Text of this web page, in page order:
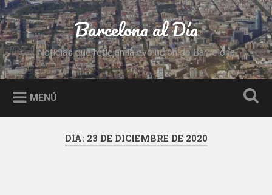
Saltar
al
contenido
Buscar Barcelona al Día
Noticias que reflejan la evolución de Barcelona
MENÚ
DÍA: 23 DE DICIEMBRE DE 2020